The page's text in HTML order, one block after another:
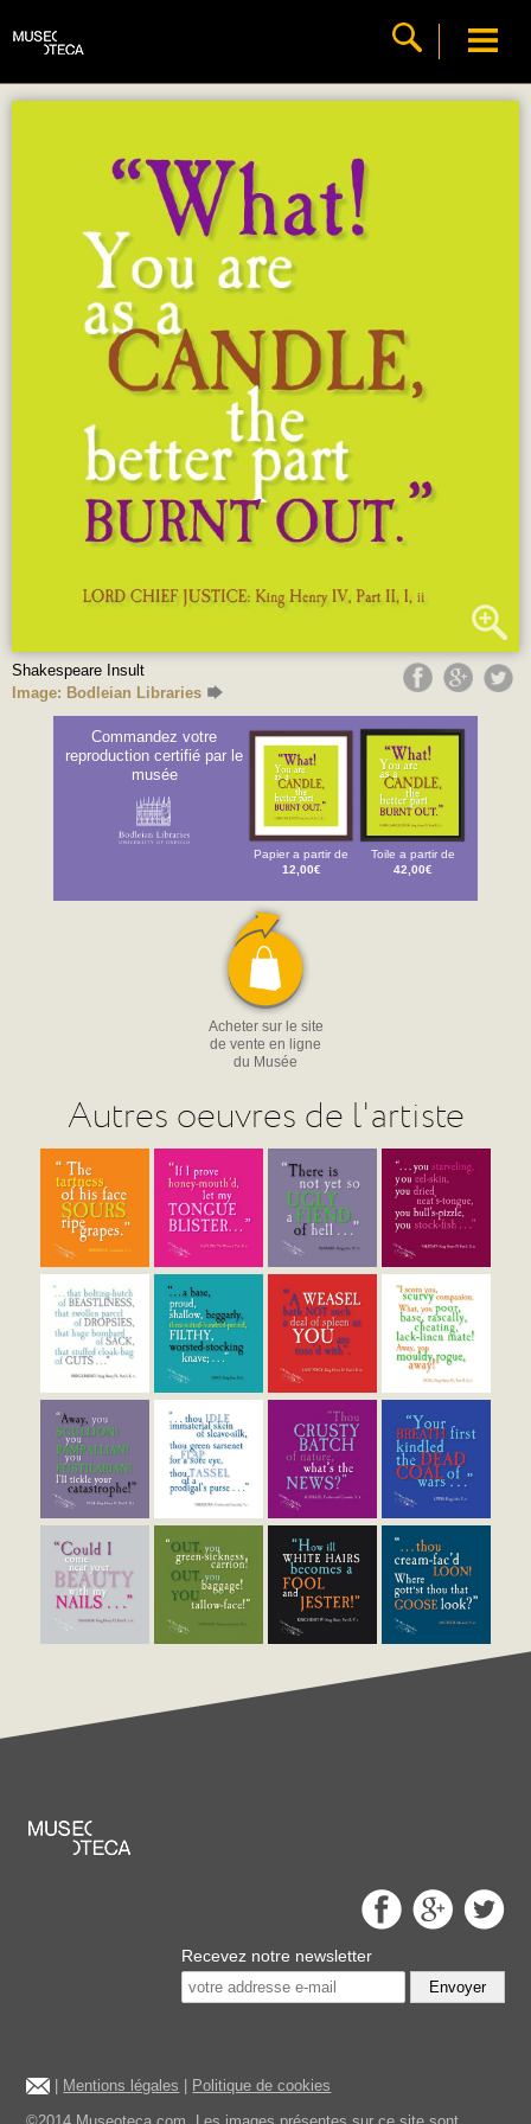
Shakespeare Insult
Image: Bodleian Libraries
Commandez votre
reproduction certifié par le
musée
Papier a partir de
12,00€
Toile a partir de
42,00€
Acheter sur le site
de vente en ligne
du Musée
Autres oeuvres de l'artiste
Recevez notre newsletter
Envoyer
Mentions légales
Politique de cookies